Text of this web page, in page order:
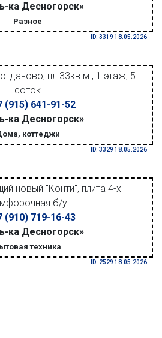
ка Десногорск»
Разное
ID: 3319 18.05.2026
пл.33кв.м., 1 этаж, 5
соток
(915) 641-91-52
ка Десногорск»
коттеджи
ID: 3329 18.05.2026
новый "Конти", плита 4-х
б/у
(910) 719-16-43
ка Десногорск»
техника
ID: 2529 18.05.2026